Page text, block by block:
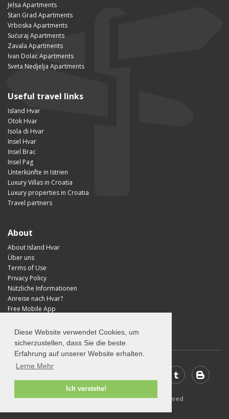
Diese Website verwendet Cookies, um
sicherzustellen, dass Sie die beste
Erfahrung auf unserer Website erhalten.
Lerne Mehr
Ich verstehe!
Jelsa Apartments
Stari Grad Apartments
Vrboska Apartments
Sućuraj Apartments
Zavala Apartments
Ivan Dolac Apartments
Sveta Nedjelja Apartments
Useful travel links
Island Hvar
Otok Hvar
Isola di Hvar
Insel Hvar
Insel Brac
Insel Pag
Unterkünfte in Istrien
Luxury Villas in Croatia
Luxury properties in Croatia
Travel partners
About
About Island Hvar
Über uns
Terms of Use
Privacy Policy
Nützliche Informationen
Anreise nach Hvar?
Free Mobile App
© 2026 Visit-Hvar.com - All rights reserved